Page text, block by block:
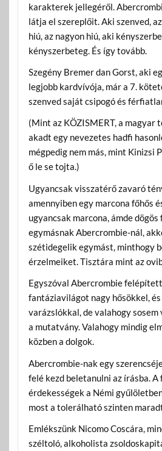
karakterek jellegéről.
látja el szereplőit. Aki szenved,
hiú, az nagyon hiú, aki
kényszerbeteg. És így tovább.
Szegény Bremer dan Gorst, aki
legjobb kardvívója, már a 7.
szenved saját csipogó és
(Mint az KÖZISMERT, a magyar
akadt egy nevezetes hadfi
mégpedig nem más, mint Kinizsi
ő le se tojta.)
Ugyancsak visszatérő zavaró
amennyiben egy marcona főhős
ugyancsak marcona, ámde
egymásnak Abercrombie-nál,
szétidegelik egymást, minthogy
érzelmeiket. Tisztára mint az
Egyszóval Abercrombie
fantáziavilágot nagy hősökkel, és
varázslókkal, de valahogy sosem
a mutatvány. Valahogy mindig
közben a dolgok.
Abercrombie-nak egy
felé kezd beletanulni az írásba. A
érdekességek a Némi
most a tolerálható szinten
Emlékszünk Nicomo Coscára,
széltoló, alkoholista